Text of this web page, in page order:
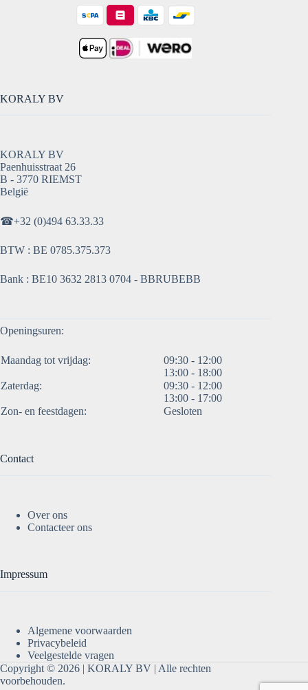
KORALY BV
KORALY BV
Paenhuisstraat 26
B - 3770 RIEMST
België
☎+32 (0)494 63.33.33
BTW : BE 0785.375.373
Bank : BE10 3632 2813 0704 - BBRUBEBB
Openingsuren:
Maandag tot vrijdag:
09:30 - 12:00
13:00 - 18:00
Zaterdag:
09:30 - 12:00
13:00 - 17:00
Zon- en feestdagen:
Gesloten
Contact
Over ons
Contacteer ons
Impressum
Algemene voorwaarden
Privacybeleid
Veelgestelde vragen
Copyright © 2026 | KORALY BV | Alle rechten
voorbehouden.